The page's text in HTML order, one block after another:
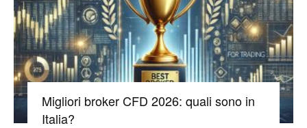
Migliori broker CFD 2026: quali sono in
Italia?